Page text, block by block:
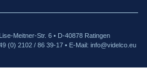
Meitner-Str. 6 • D-40878 Ratingen
(0) 2102 / 86 39-17 • E-Mail: info@videlco.eu